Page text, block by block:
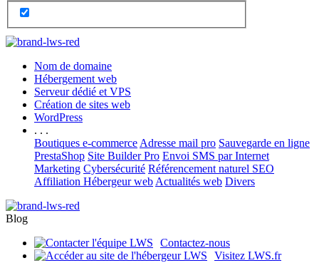
Nom de domaine
Hébergement web
Serveur dédié et VPS
Création de sites web
WordPress
. . .
Boutiques e-commerce Adresse mail pro Sauvegarde en ligne
PrestaShop Site Builder Pro Envoi SMS par Internet
Marketing Cybersécurité Référencement naturel SEO
Affiliation Hébergeur web Actualités web Divers
Blog
Contactez-nous
Visitez LWS.fr